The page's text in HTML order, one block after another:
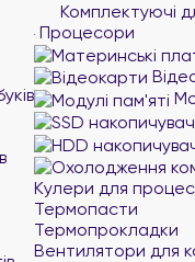
Комплектуючі
Процесори
Кулери для
Термопасти
Термопрокладки
Вентилятори для